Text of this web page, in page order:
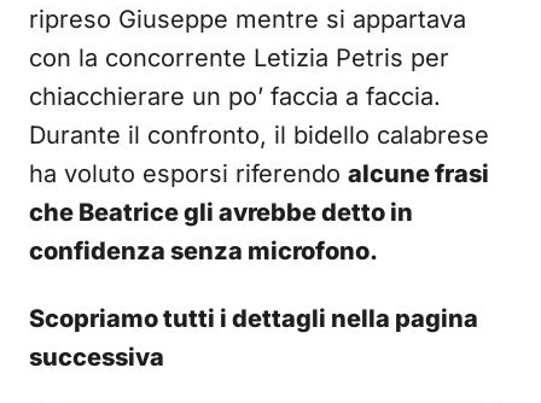
ripreso Giuseppe mentre si appartava
con la concorrente Letizia Petris per
chiacchierare un po’ faccia a faccia.
Durante il confronto, il bidello calabrese
ha voluto esporsi riferendo alcune frasi
che Beatrice gli avrebbe detto in
confidenza senza microfono.
Scopriamo tutti i dettagli nella pagina
successiva